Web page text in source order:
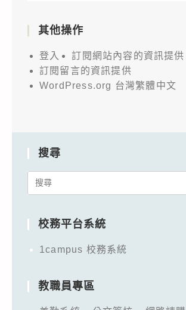
其他操作
登入
訂閱網站內容的資訊提供
訂閱留言的資訊提供
WordPress.org 台灣繁體中文
搜尋
Search
校務平台系統
1campus 校務系統
教職員專區